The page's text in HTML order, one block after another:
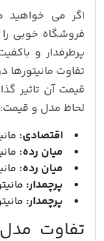
اگر می خواهید
فروشگاه خوبی
پرطرفدار و
تفاوت
قیمت آن تاثیر
لحاظ مدل و قیمت:
اقتصادی:
میان رده:
میان رده:
پرچمدار:
پرچمدار:
تفاوت